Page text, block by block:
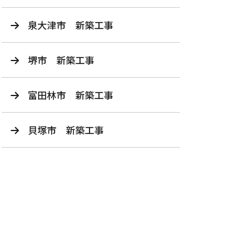
泉大津市 新築工事
堺市 新築工事
富田林市 新築工事
貝塚市 新築工事